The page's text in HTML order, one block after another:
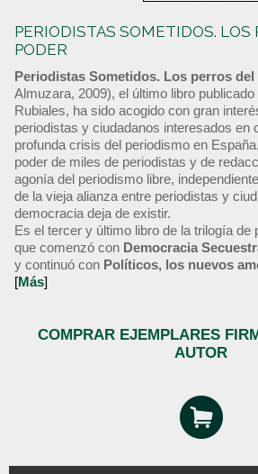
PERIODISTAS SOMETIDOS. LOS
PODER
Periodistas Sometidos. Los perros del
Almuzara, 2009), el último libro
Rubiales, ha sido acogido con gran
periodistas y ciudadanos interesados en
profunda crisis del periodismo en
poder de miles de periodistas y de
agonía del periodismo libre,
de la vieja alianza entre periodistas y
democracia deja de existir.
Es el tercer y último libro de la trilogía de
que comenzó con Democracia
y continuó con Políticos, los nuevos
[Más]
COMPRAR EJEMPLARES
AUTOR